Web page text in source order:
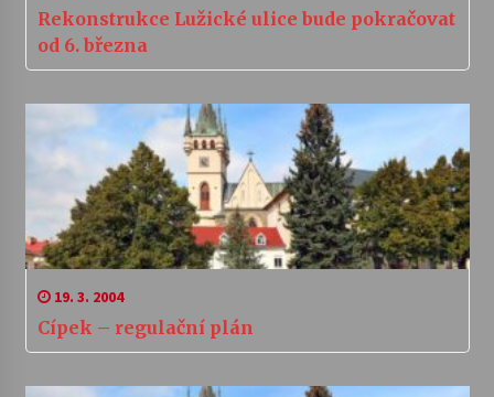
Rekonstrukce Lužické ulice bude pokračovat
od 6. března
19. 3. 2004
Cípek – regulační plán